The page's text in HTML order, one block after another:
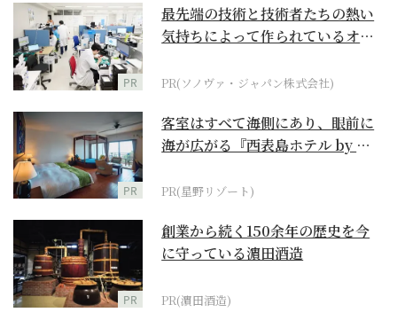
PR
最先端の技術と技術者たちの熱い
気持ちによって作られているオー
PR(ソノヴァ・ジャパン株式会社)
PR
客室はすべて海側にあり、眼前に
海が広がる『西表島ホテル by 星
PR(星野リゾート)
PR
創業から続く150余年の歴史を今
に守っている濵田酒造
PR(濵田酒造)